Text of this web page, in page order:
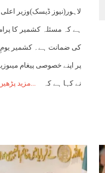
لاہور(نیوز ڈیسک)وزیر
ہے کہ مسئلہ کشمیر کا
کی ضمانت ہے۔ کشمیر یومِ
پر اپنے خصوصی پیغام
نے کہا ہے کہ مزید